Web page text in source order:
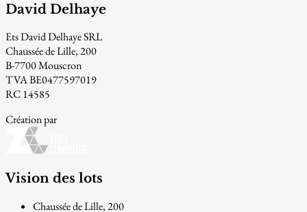
David Delhaye
Ets David Delhaye SRL
Chaussée de Lille, 200
B-7700 Mouscron
TVA BE0477597019
RC 14585
Création par
Vision des lots
Chaussée de Lille, 200